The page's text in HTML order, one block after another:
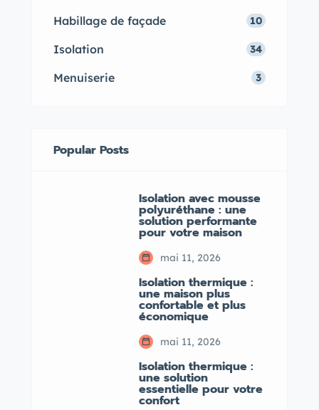
Habillage de façade 10
Isolation 34
Menuiserie 3
Popular Posts
Isolation avec mousse
polyuréthane : une
solution performante
pour votre maison
mai 11, 2026
Isolation thermique :
une maison plus
confortable et plus
économique
mai 11, 2026
Isolation thermique :
une solution
essentielle pour votre
confort